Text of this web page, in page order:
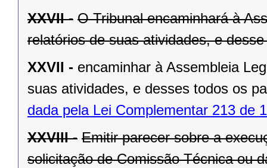
XXVII - O Tribunal encaminhará à
relatórios de suas atividades, e
XXVII - encaminhar à Assembleia
suas atividades, e desses todos os
dada pela Lei Complementar 213 de
XXVIII - Emitir parecer sobre a
solicitação de Comissão Técnica ou